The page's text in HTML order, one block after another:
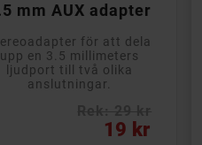
mm AUX adapter
för att dela
upp en 3.5 millimeters
ljudport till två olika
anslutningar.
19 kr